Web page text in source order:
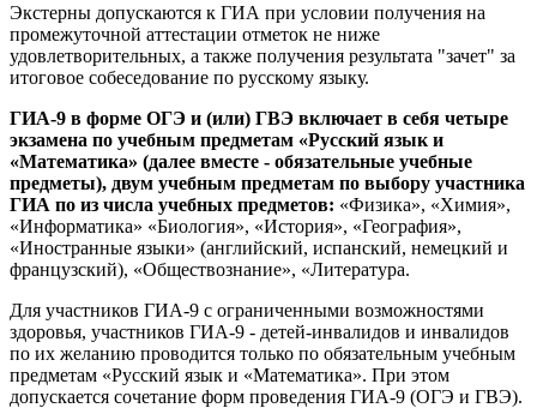
Экстерны допускаются к ГИА при условии получения на
промежуточной аттестации отметок не ниже
удовлетворительных, а также получения результата "зачет" за
итоговое собеседование по русскому языку.
ГИА-9 в форме ОГЭ и (или) ГВЭ включает в себя четыре
экзамена по учебным предметам «Русский язык и
«Математика» (далее вместе - обязательные учебные
предметы), двум учебным предметам по выбору участника
ГИА по из числа учебных предметов: «Физика», «Химия»,
«Информатика» «Биология», «История», «География»,
«Иностранные языки» (английский, испанский, немецкий и
французский), «Обществознание», «Литература.
Для участников ГИА-9 с ограниченными возможностями
здоровья, участников ГИА-9 - детей-инвалидов и инвалидов
по их желанию проводится только по обязательным учебным
предметам «Русский язык и «Математика». При этом
допускается сочетание форм проведения ГИА-9 (ОГЭ и ГВЭ).